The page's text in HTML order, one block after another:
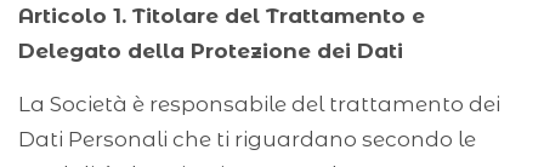
Articolo 1. Titolare del Trattamento e
Delegato della Protezione dei Dati
La Società è responsabile del trattamento dei
Dati Personali che ti riguardano secondo le